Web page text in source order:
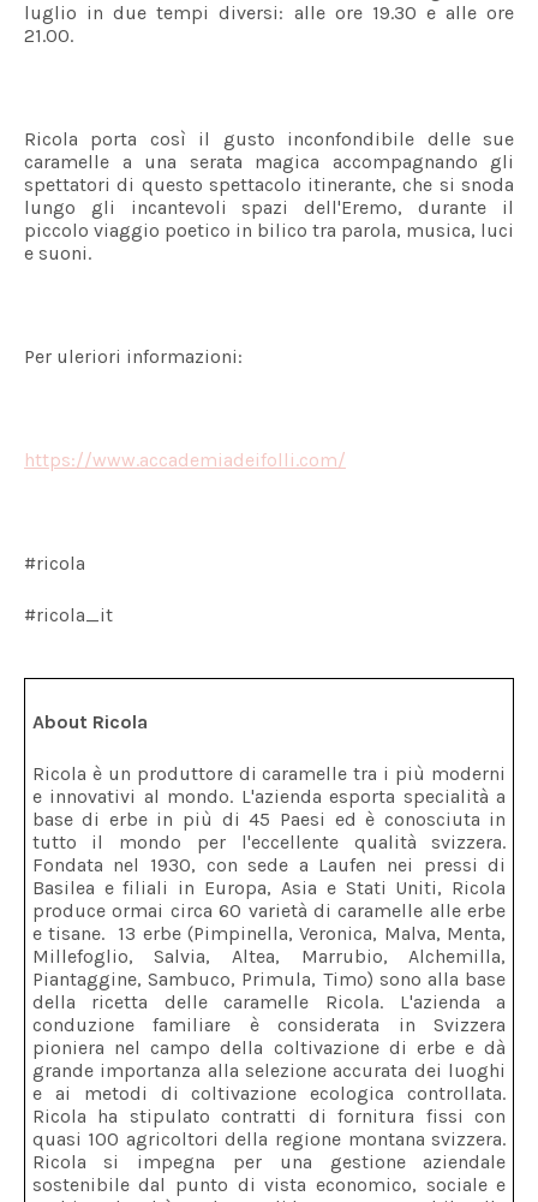
luglio in due tempi diversi: alle ore 19.30 e alle ore
21.00.
Ricola porta così il gusto inconfondibile delle sue
caramelle a una serata magica accompagnando gli
spettatori di questo spettacolo itinerante, che si snoda
lungo gli incantevoli spazi dell'Eremo, durante il
piccolo viaggio poetico in bilico tra parola, musica, luci
e suoni.
Per uleriori informazioni:
https://www.accademiadeifolli.com/
#ricola
#ricola_it
About Ricola
Ricola è un produttore di caramelle tra i più moderni
e innovativi al mondo. L'azienda esporta specialità a
base di erbe in più di 45 Paesi ed è conosciuta in
tutto il mondo per l'eccellente qualità svizzera.
Fondata nel 1930, con sede a Laufen nei pressi di
Basilea e filiali in Europa, Asia e Stati Uniti, Ricola
produce ormai circa 60 varietà di caramelle alle erbe
e tisane. 13 erbe (Pimpinella, Veronica, Malva, Menta,
Millefoglio, Salvia, Altea, Marrubio, Alchemilla,
Piantaggine, Sambuco, Primula, Timo) sono alla base
della ricetta delle caramelle Ricola. L'azienda a
conduzione familiare è considerata in Svizzera
pioniera nel campo della coltivazione di erbe e dà
grande importanza alla selezione accurata dei luoghi
e ai metodi di coltivazione ecologica controllata.
Ricola ha stipulato contratti di fornitura fissi con
quasi 100 agricoltori della regione montana svizzera.
Ricola si impegna per una gestione aziendale
sostenibile dal punto di vista economico, sociale e